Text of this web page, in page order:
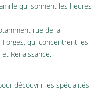
qui sonnent les heures
rue de la
qui concentrent les
Renaissance.
découvrir les spécialités